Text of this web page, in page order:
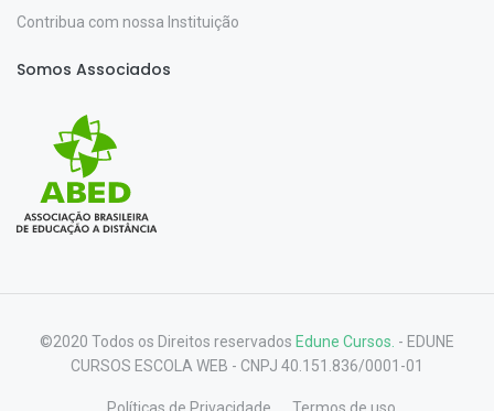
Contribua com nossa Instituição
Somos Associados
©2020 Todos os Direitos reservados Edune Cursos. - EDUNE
CURSOS ESCOLA WEB - CNPJ 40.151.836/0001-01